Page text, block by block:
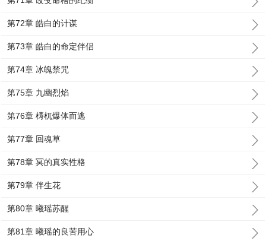
第72章 皓白的计谋
第73章 皓白的命定伴侣
第74章 冰魄禁咒
第75章 九幽烈焰
第76章 梼杌爆体而逃
第77章 回魂草
第78章 冥的真实性格
第79章 伴生花
第80章 曦瑶苏醒
第81章 曦瑶的良苦用心